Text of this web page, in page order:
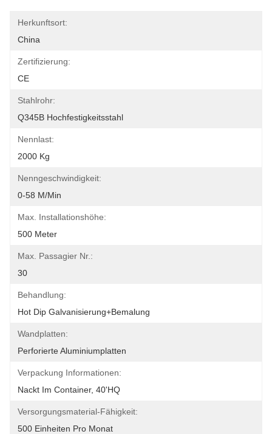
Herkunftsort:
China
Zertifizierung:
CE
Stahlrohr:
Q345B Hochfestigkeitsstahl
Nennlast:
2000 Kg
Nenngeschwindigkeit:
0-58 M/min
Max. Installationshöhe:
500 Meter
Max. Passagier Nr.:
30
Behandlung:
Hot Dip Galvanisierung+Bemalung
Wandplatten:
Perforierte Aluminiumplatten
Verpackung Informationen:
Nackt Im Container, 40'HQ
Versorgungsmaterial-Fähigkeit:
500 Einheiten Pro Monat